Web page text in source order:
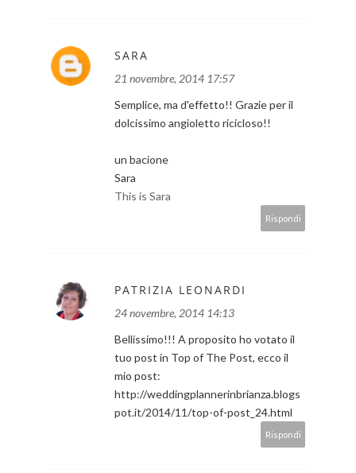
SARA
21 novembre, 2014 17:57
Semplice, ma d'effetto!! Grazie per il
dolcissimo angioletto ricicloso!!
un bacione
Sara
This is Sara
Rispondi
PATRIZIA LEONARDI
24 novembre, 2014 14:13
Bellissimo!!! A proposito ho votato il
tuo post in Top of The Post, ecco il
mio post:
http://weddingplannerinbrianza.blogs
pot.it/2014/11/top-of-post_24.html
Rispondi